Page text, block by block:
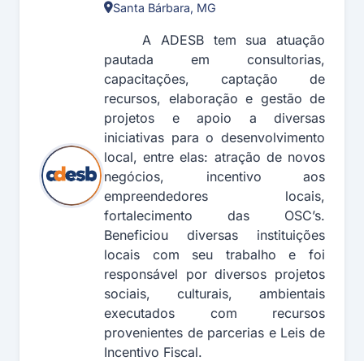
Santa Bárbara, MG
A ADESB tem sua atuação
pautada em consultorias,
capacitações, captação de
recursos, elaboração e gestão de
projetos e apoio a diversas
iniciativas para o desenvolvimento
local, entre elas: atração de novos
negócios, incentivo aos
empreendedores locais,
fortalecimento das OSC’s.
Beneficiou diversas instituições
locais com seu trabalho e foi
responsável por diversos projetos
sociais, culturais, ambientais
executados com recursos
provenientes de parcerias e Leis de
Incentivo Fiscal.